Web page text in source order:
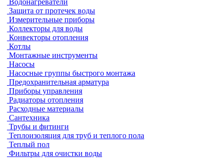
Водонагреватели
Защита от протечек воды
Измерительные приборы
Коллекторы для воды
Конвекторы отопления
Котлы
Монтажные инструменты
Насосы
Насосные группы быстрого монтажа
Предохранительная арматура
Приборы управления
Радиаторы отопления
Расходные материалы
Сантехника
Трубы и фитинги
Теплоизоляция для труб и теплого пола
Теплый пол
Фильтры для очистки воды